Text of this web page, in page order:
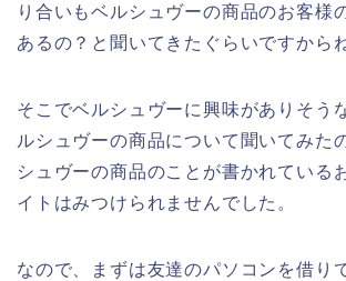
り合いもベルシュヴーの商品のお客様
あるの？と聞いてきたぐらいですから
そこでベルシュヴーに興味がありそう
ルシュヴーの商品について聞いてみた
シュヴーの商品のことが書かれている
イトはみつけられませんでした。
なので、まずは友達のパソコンを借り